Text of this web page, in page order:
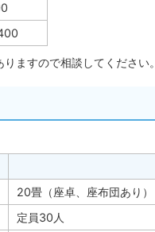
ますので相談してください。
20畳（座卓、座布団あり）
定員30人